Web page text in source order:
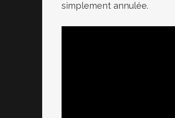
simplement annulée.